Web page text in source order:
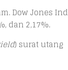
Dow Jones
dan 2,17%.
) surat utang